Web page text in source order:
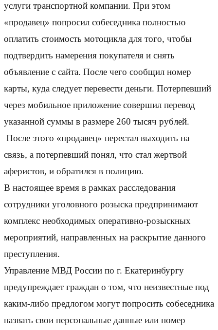
услуги транспортной компании. При этом
«продавец» попросил собеседника полностью
оплатить стоимость мотоцикла для того, чтобы
подтвердить намерения покупателя и снять
объявление с сайта. После чего сообщил номер
карты, куда следует перевести деньги. Потерпевший
через мобильное приложение совершил перевод
указанной суммы в размере 260 тысяч рублей.
После этого «продавец» перестал выходить на
связь, а потерпевший понял, что стал жертвой
аферистов, и обратился в полицию.
В настоящее время в рамках расследования
сотрудники уголовного розыска предпринимают
комплекс необходимых оперативно-розыскных
мероприятий, направленных на раскрытие данного
преступления.
Управление МВД России по г. Екатеринбургу
предупреждает граждан о том, что неизвестные под
каким-либо предлогом могут попросить собеседника
назвать свои персональные данные или номер